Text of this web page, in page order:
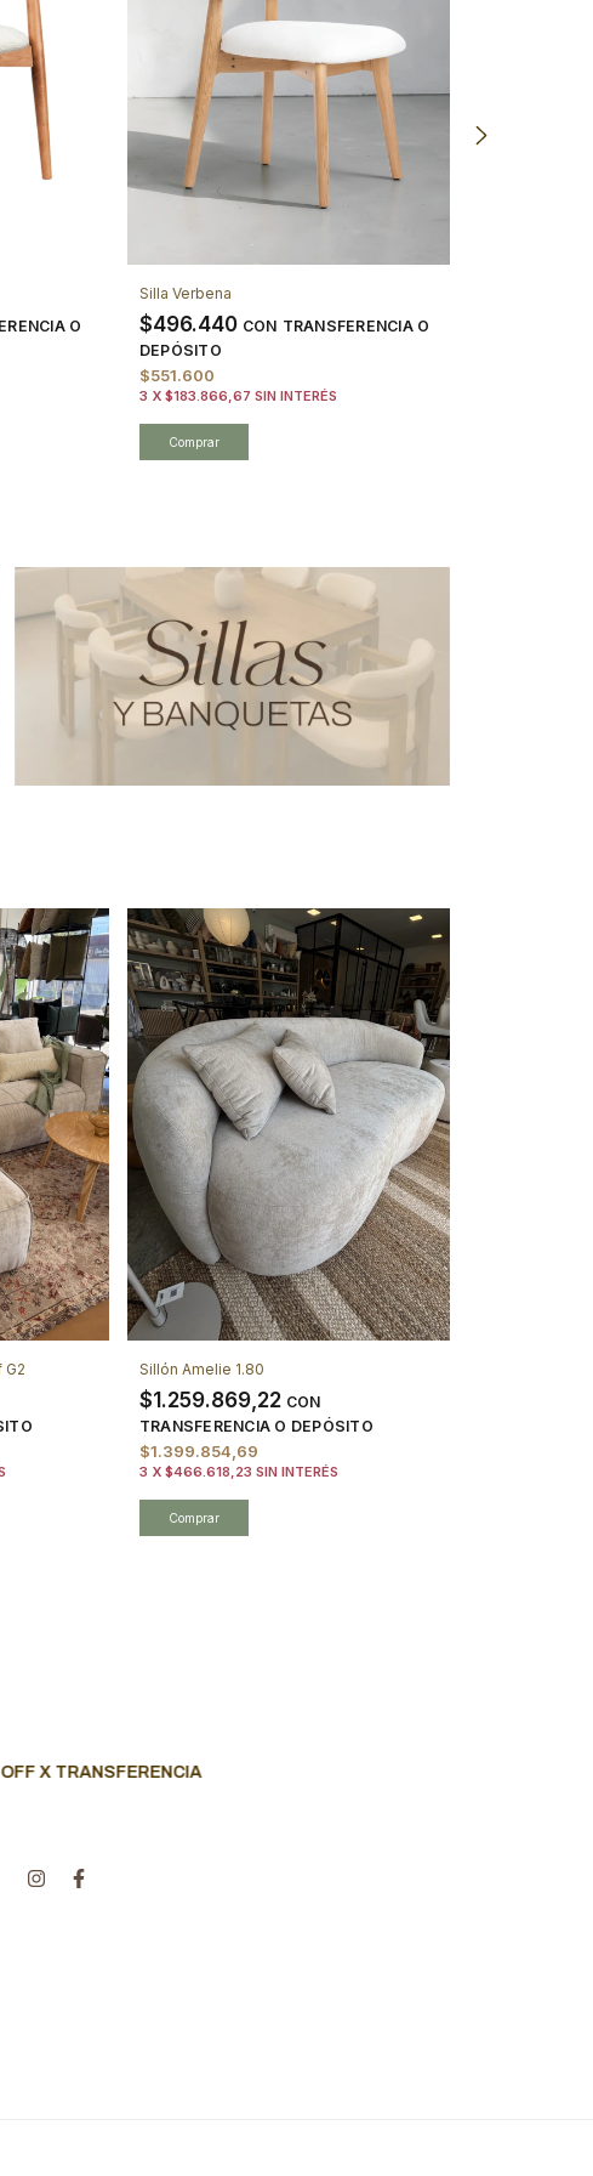
O
Silla Verbena
$551.600
$496.440 CON TRANSFERENCIA O
DEPÓSITO
3 X $183.866,67 SIN INTERÉS
G2 Sillón Amelie 1.80
$1.399.854,69
$1.259.869,22 CON
TRANSFERENCIA O DEPÓSITO
3 X $466.618,23 SIN INTERÉS
X TRANSFERENCIA